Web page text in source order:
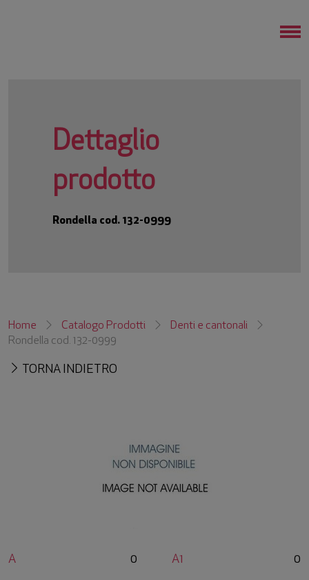
Rondella cod. 132-0999
Dettaglio
prodotto
Home Catalogo Prodotti
Denti e cantonali
Rondella cod. 132-0999
TORNA INDIETRO
A 0 A1 0